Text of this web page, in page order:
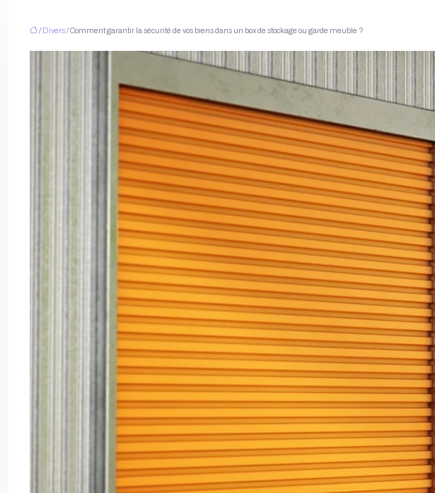
/ Divers/ Comment garantir la sécurité de vos biens dans un box de stockage ou garde meuble ?